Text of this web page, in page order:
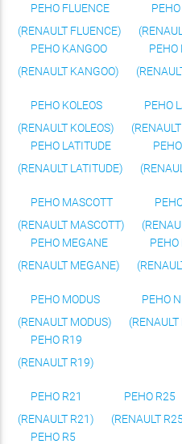
РЕНО FLUENCE
(RENAULT FLUENCE)
РЕНО
РЕНО KANGOO
(RENAULT KANGOO)
РЕНО
РЕНО KOLEOS
(RENAULT KOLEOS)
РЕНО
РЕНО LATITUDE
(RENAULT LATITUDE)
РЕНО
РЕНО MASCOTT
(RENAULT MASCOTT)
РЕНО MEGANE
(RENAULT MEGANE)
РЕНО
РЕНО MODUS
(RENAULT MODUS)
РЕНО
РЕНО R19
(RENAULT R19)
РЕНО R21
(RENAULT R21)
РЕНО R25
(RENAULT
РЕНО R5